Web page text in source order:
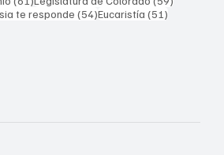
te responde (54)54 entradas
Eucaristía (51)